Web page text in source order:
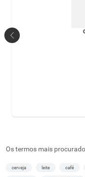
Os termos mais
cerveja leite café